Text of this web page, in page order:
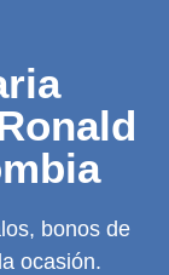
bonos de
ocasión.